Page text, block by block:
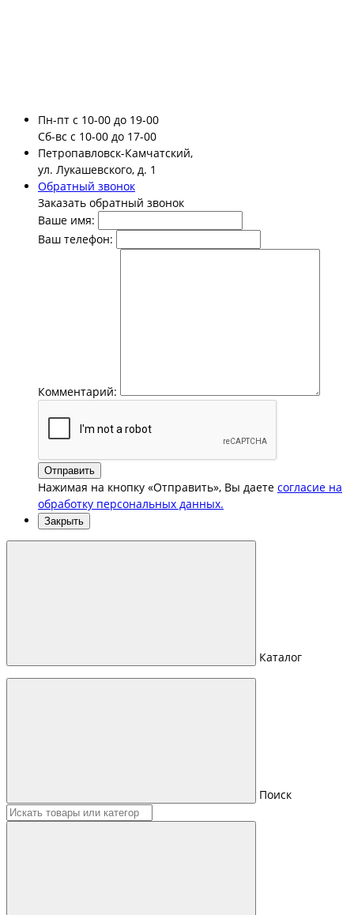
Пн-пт с 10-00 до 19-00
Сб-вс с 10-00 до 17-00
Петропавловск-Камчатский,
ул. Лукашевского, д. 1
Обратный звонок
Заказать обратный звонок
Ваше имя:
Ваш телефон:
Комментарий:
Отправить
Нажимая на кнопку «Отправить», Вы даете согласие на
обработку персональных данных.
Закрыть
Каталог
Поиск